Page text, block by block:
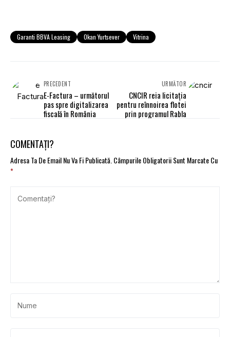
Garanti BBVA Leasing Okan Yurtsever Vitrina
PRECEDENT
E-Factura – următorul
pas spre digitalizarea
fiscală în România
URMĂTOR
CNCIR reia licitația
pentru reînnoirea flotei
prin programul Rabla
COMENTAȚI?
Adresa Ta De Email Nu Va Fi Publicată.Câmpurile Obligatorii Sunt Marcate Cu
*